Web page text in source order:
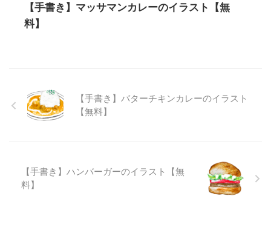
【手書き】マッサマンカレーのイラスト【無
料】
【手書き】バターチキンカレーのイラスト
【無料】
【手書き】ハンバーガーのイラスト【無
料】